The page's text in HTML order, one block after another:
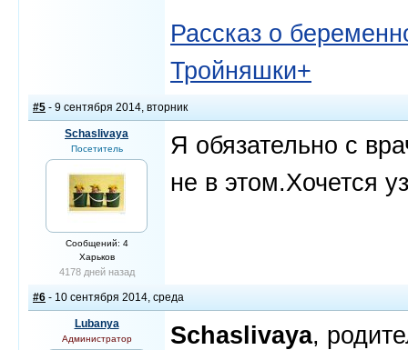
Рассказ о
Тройняшки+
#5 - 9 сентября 2014, вторник
Schaslivaya
Посетитель
Сообщений: 4
Харьков
4178 дней назад
Я обязательно с
не в этом.Хочется
#6 - 10 сентября 2014, среда
Lubanya
Администратор Schaslivaya,